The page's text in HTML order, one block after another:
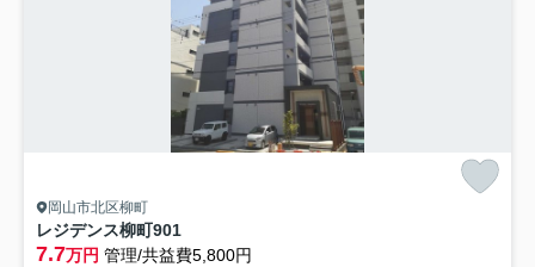
岡山市北区柳町
レジデンス柳町901
7.7万円 管理/共益費5,800円